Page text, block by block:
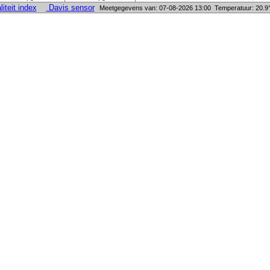
index Davis sensor Meetgegevens van: 07-08-2026 13:00 Temperatuur: